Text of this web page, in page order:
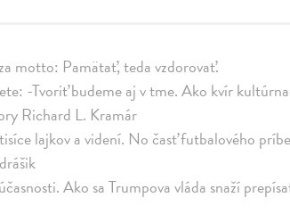
motto: Pamätať, teda vzdorovať.
-Tvoriť budeme aj v tme. Ako kvír
Richard L. Kramár
lajkov a videní. No časť futbalového
Ako sa Trumpova vláda snaží